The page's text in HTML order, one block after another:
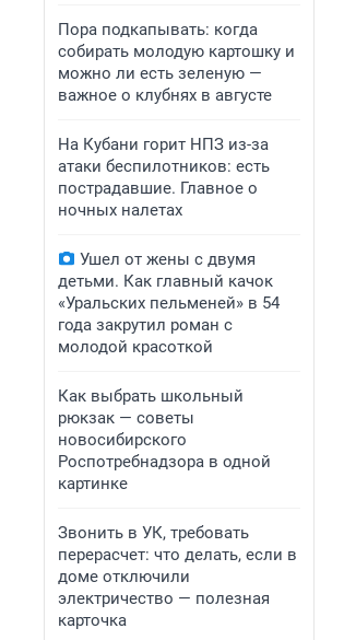
Пора подкапывать: когда
собирать молодую картошку и
можно ли есть зеленую —
важное о клубнях в августе
На Кубани горит НПЗ из-за
атаки беспилотников: есть
пострадавшие. Главное о
ночных налетах
Ушел от жены с двумя
детьми. Как главный качок
«Уральских пельменей» в 54
года закрутил роман с
молодой красоткой
Как выбрать школьный
рюкзак — советы
новосибирского
Роспотребнадзора в одной
картинке
Звонить в УК, требовать
перерасчет: что делать, если в
доме отключили
электричество — полезная
карточка